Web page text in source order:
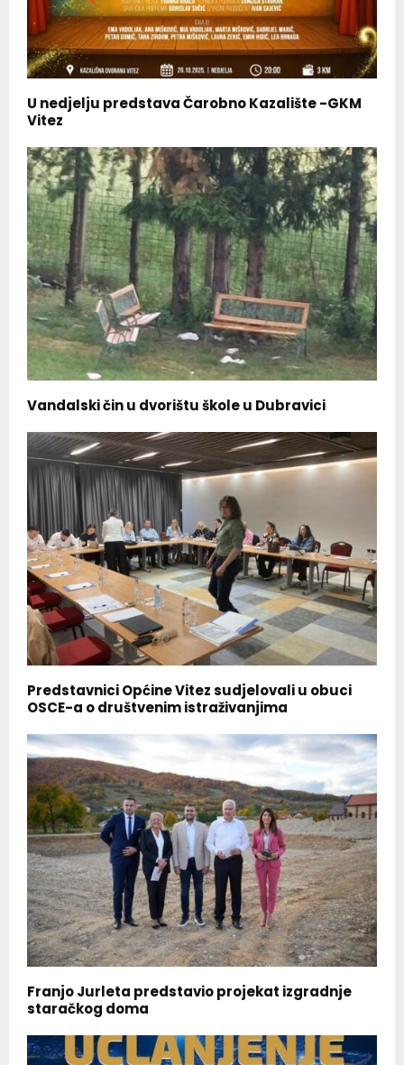
U nedjelju predstava Čarobno Kazalište -GKM
Vitez
Vandalski čin u dvorištu škole u Dubravici
Predstavnici Općine Vitez sudjelovali u obuci
OSCE-a o društvenim istraživanjima
Franjo Jurleta predstavio projekat izgradnje
staračkog doma